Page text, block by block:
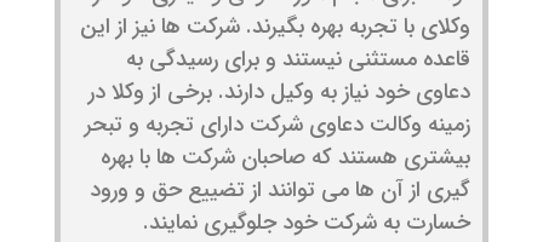
وکلای با تجربه بهره بگیرند. شرکت ها نیز از این
قاعده مستثنی نیستند و برای رسیدگی به
دعاوی خود نیاز به وکیل دارند. برخی از وکلا در
زمینه وکالت دعاوی شرکت دارای تجربه و تبحر
بیشتری هستند که صاحبان شرکت ها با بهره
گیری از آن ها می توانند از تضییع حق و ورود
خسارت به شرکت خود جلوگیری نمایند.